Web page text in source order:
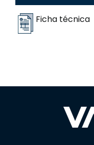
Ficha técnica